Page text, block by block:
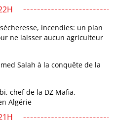
incendies: un plan
ne laisser aucun agriculteur
Salah à la conquête de la
chef de la DZ Mafia,
Algérie